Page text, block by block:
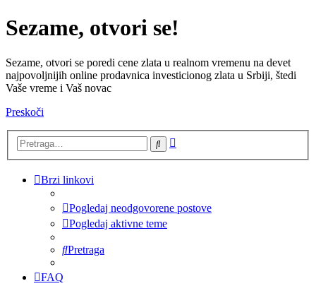
Sezame, otvori se!
Sezame, otvori se poredi cene zlata u realnom vremenu na devet
najpovoljnijih online prodavnica investicionog zlata u Srbiji, štedi
Vaše vreme i Vaš novac
Preskoči
Pretraga
Brzi linkovi
Pogledaj neodgovorene postove
Pogledaj aktivne teme
Pretraga
FAQ